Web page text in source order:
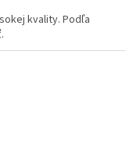
kvality. Podľa